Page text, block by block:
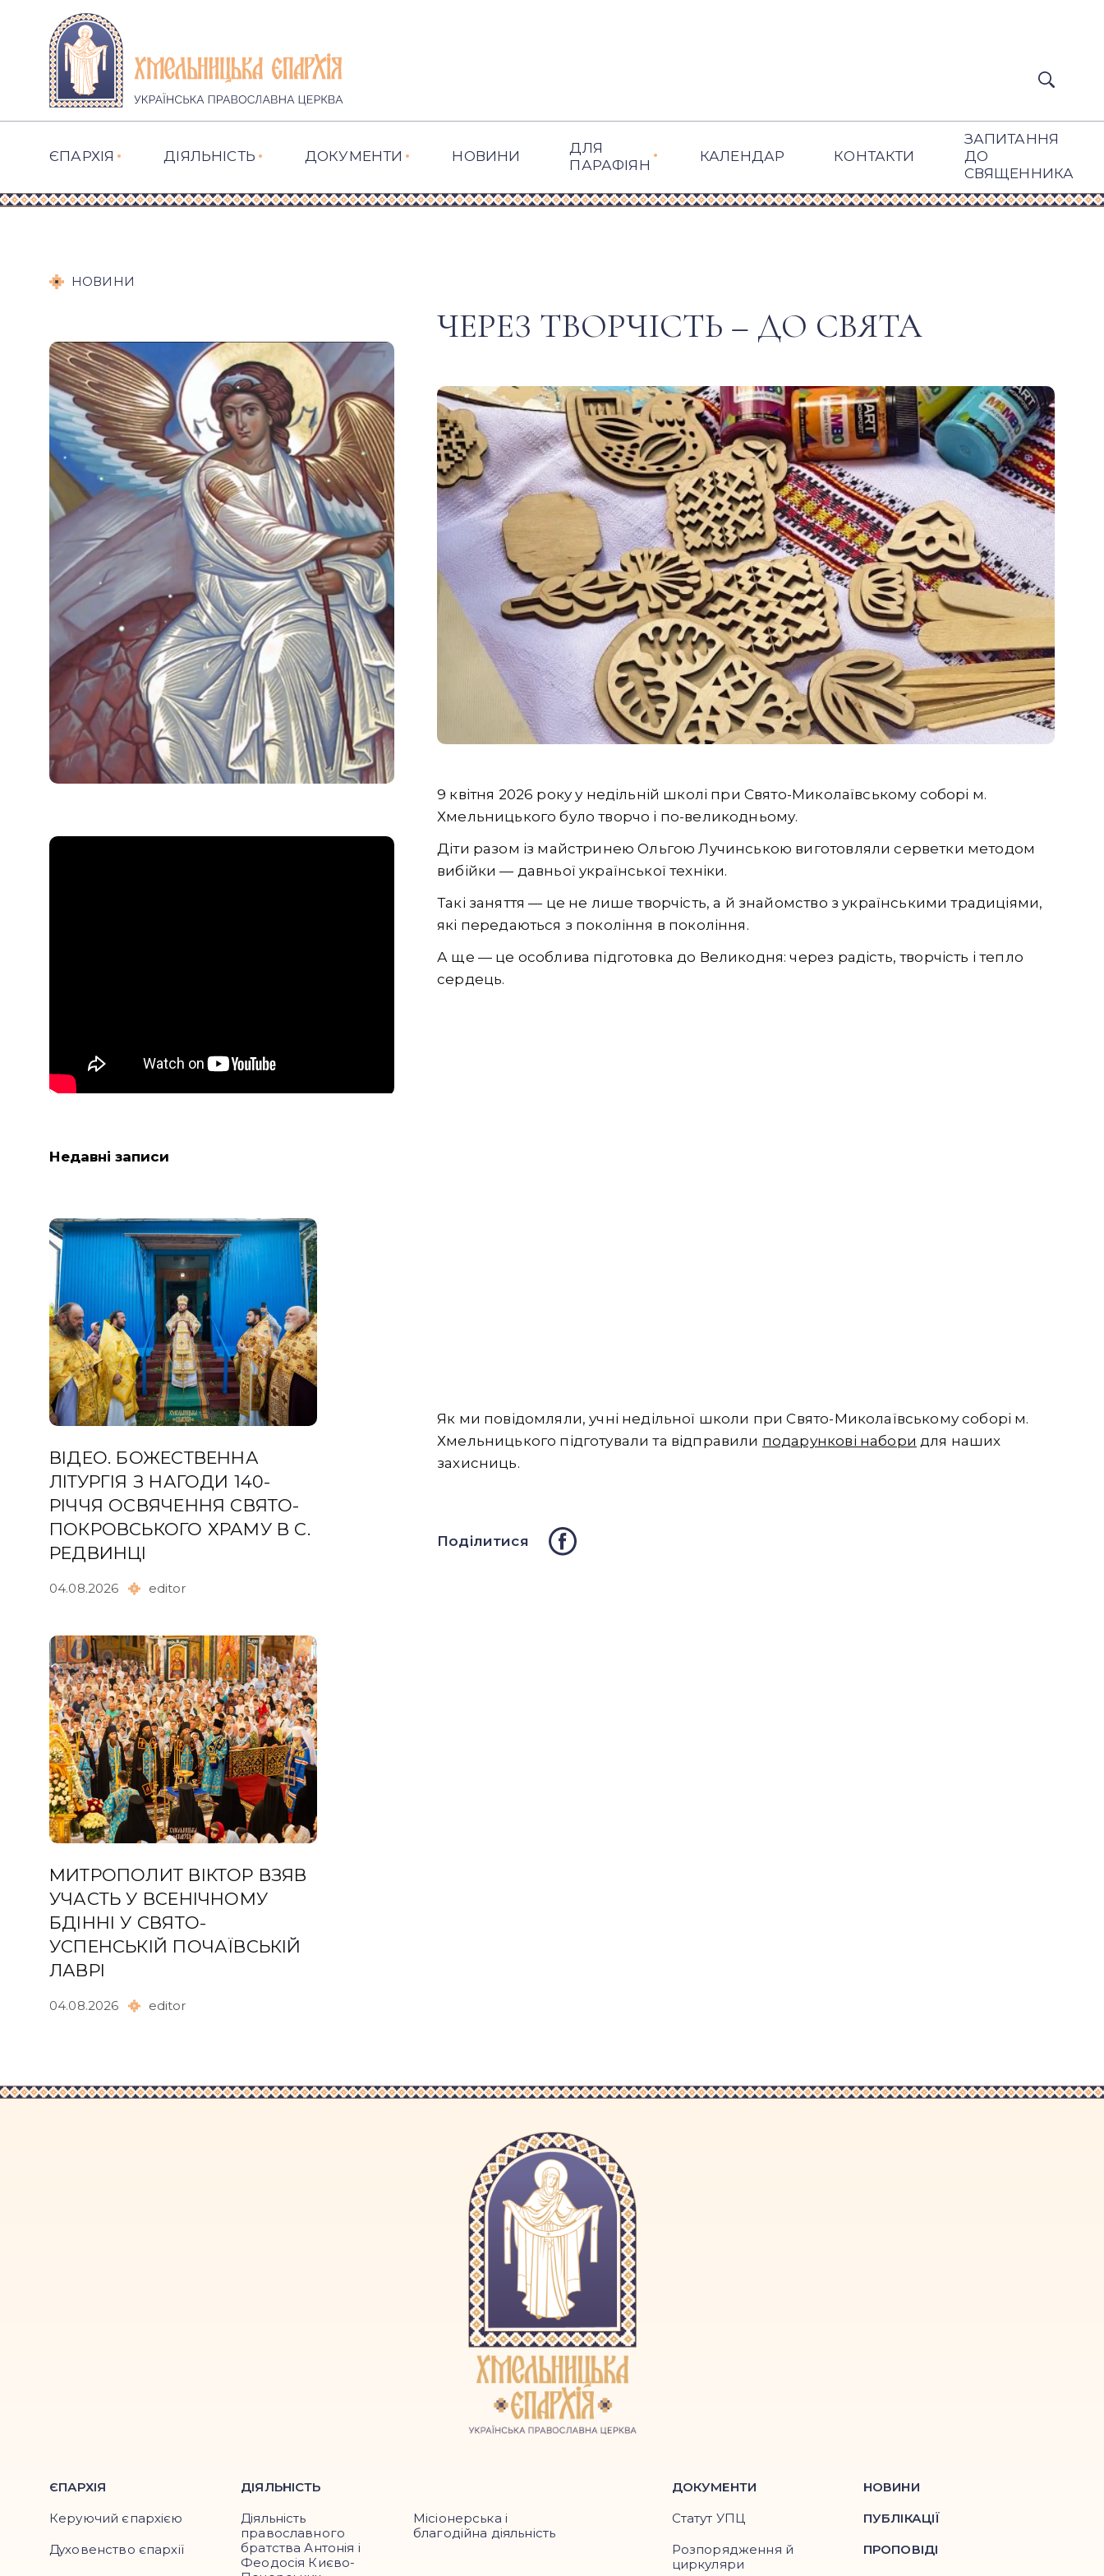
ЄПАРХІЯ ДІЯЛЬНІСТЬ ДОКУМЕНТИ НОВИНИ
ДЛЯ
ПАРАФІЯН
КАЛЕНДАР КОНТАКТИ
ЗАПИТАННЯ
ДО
СВЯЩЕННИКА
НОВИНИ
Недавні записи
ВІДЕО. БОЖЕСТВЕННА
ЛІТУРГІЯ З НАГОДИ 140-
РІЧЧЯ ОСВЯЧЕННЯ СВЯТО-
ПОКРОВСЬКОГО ХРАМУ В С.
РЕДВИНЦІ
04.08.2026 editor
МИТРОПОЛИТ ВІКТОР ВЗЯВ
УЧАСТЬ У ВСЕНІЧНОМУ
БДІННІ У СВЯТО-
УСПЕНСЬКІЙ ПОЧАЇВСЬКІЙ
ЛАВРІ
04.08.2026 editor
ЧЕРЕЗ ТВОРЧІСТЬ – ДО СВЯТА
9 квітня 2026 року у недільній школі при Свято-Миколаївському соборі м.
Хмельницького було творчо і по-великодньому.
Діти разом із майстринею Ольгою Лучинською виготовляли серветки методом
вибійки — давньої української техніки.
Такі заняття — це не лише творчість, а й знайомство з українськими традиціями,
які передаються з покоління в покоління.
А ще — це особлива підготовка до Великодня: через радість, творчість і тепло
сердець.
Як ми повідомляли, учні недільної школи при Свято-Миколаївському соборі м.
Хмельницького підготували та відправили подарункові набори для наших
захисниць.
Поділитися
ЄПАРХІЯ
Керуючий єпархією
Духовенство єпархії
ДІЯЛЬНІСТЬ
Діяльність
православного
братства Антонія і
Феодосія Києво-
Місіонерська і
благодійна діяльність
ДОКУМЕНТИ
Статут УПЦ
Розпорядження й
циркуляри
НОВИНИ
ПУБЛІКАЦІЇ
ПРОПОВІДІ